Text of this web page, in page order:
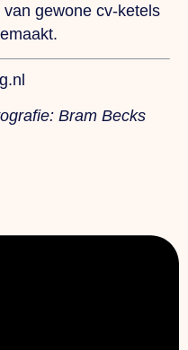
gewone cv-ketels
Bram Becks